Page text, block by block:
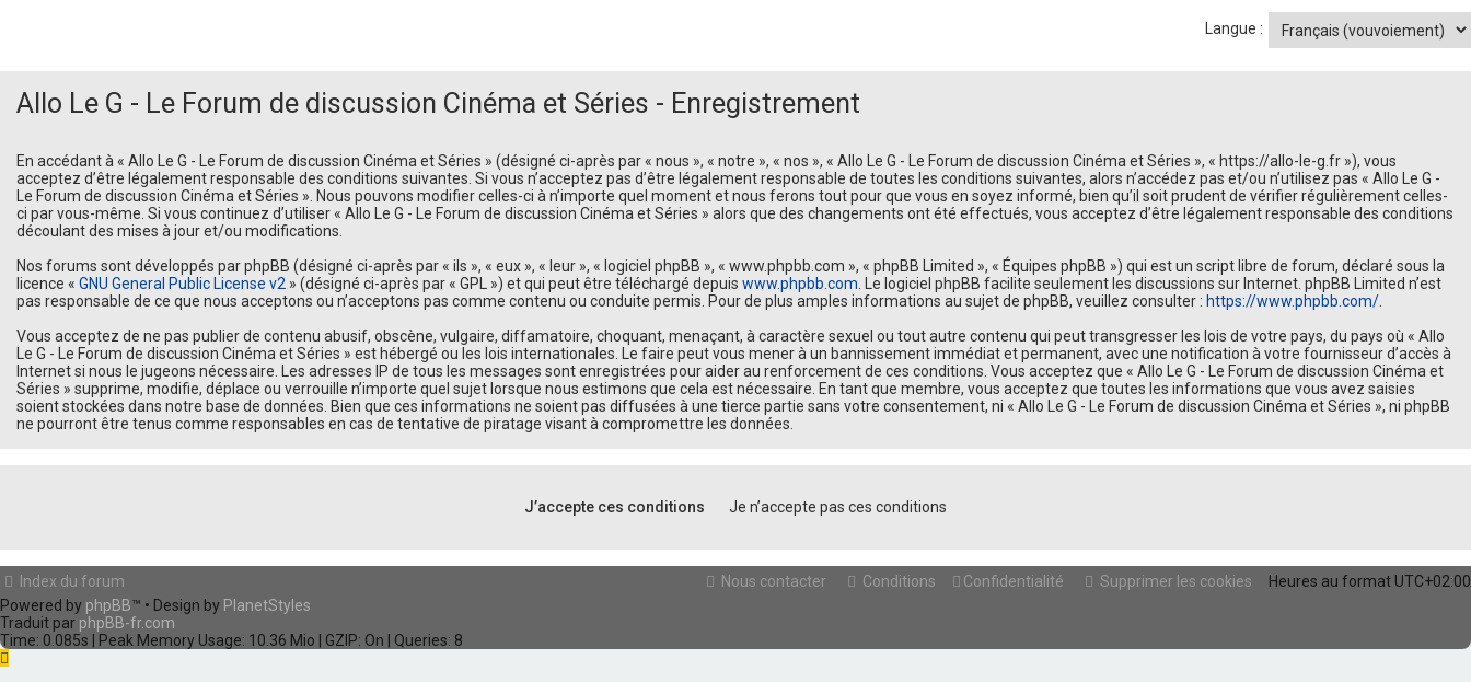
Langue :
Allo Le G - Le Forum de discussion Cinéma et Séries - Enregistrement
En accédant à « Allo Le G - Le Forum de discussion Cinéma et Séries » (désigné ci-après par « nous », « notre », « nos », « Allo Le G - Le Forum de discussion Cinéma et Séries », « https://allo-le-g.fr »), vous
acceptez d’être légalement responsable des conditions suivantes. Si vous n’acceptez pas d’être légalement responsable de toutes les conditions suivantes, alors n’accédez pas et/ou n’utilisez pas « Allo Le G -
Le Forum de discussion Cinéma et Séries ». Nous pouvons modifier celles-ci à n’importe quel moment et nous ferons tout pour que vous en soyez informé, bien qu’il soit prudent de vérifier régulièrement celles-
ci par vous-même. Si vous continuez d’utiliser « Allo Le G - Le Forum de discussion Cinéma et Séries » alors que des changements ont été effectués, vous acceptez d’être légalement responsable des conditions
découlant des mises à jour et/ou modifications.
Nos forums sont développés par phpBB (désigné ci-après par « ils », « eux », « leur », « logiciel phpBB », « www.phpbb.com », « phpBB Limited », « Équipes phpBB ») qui est un script libre de forum, déclaré sous la
licence « GNU General Public License v2 » (désigné ci-après par « GPL ») et qui peut être téléchargé depuis www.phpbb.com . Le logiciel phpBB facilite seulement les discussions sur Internet. phpBB Limited n’est
pas responsable de ce que nous acceptons ou n’acceptons pas comme contenu ou conduite permis. Pour de plus amples informations au sujet de phpBB, veuillez consulter : https://www.phpbb.com/
Vous acceptez de ne pas publier de contenu abusif, obscène, vulgaire, diffamatoire, choquant, menaçant, à caractère sexuel ou tout autre contenu qui peut transgresser les lois de votre pays, du pays où « Allo
Le G - Le Forum de discussion Cinéma et Séries » est hébergé ou les lois internationales. Le faire peut vous mener à un bannissement immédiat et permanent, avec une notification à votre fournisseur d’accès à
Internet si nous le jugeons nécessaire. Les adresses IP de tous les messages sont enregistrées pour aider au renforcement de ces conditions. Vous acceptez que « Allo Le G - Le Forum de discussion Cinéma et
Séries » supprime, modifie, déplace ou verrouille n’importe quel sujet lorsque nous estimons que cela est nécessaire. En tant que membre, vous acceptez que toutes les informations que vous avez saisies
soient stockées dans notre base de données. Bien que ces informations ne soient pas diffusées à une tierce partie sans votre consentement, ni « Allo Le G - Le Forum de discussion Cinéma et Séries », ni phpBB
ne pourront être tenus comme responsables en cas de tentative de piratage visant à compromettre les données.
Index du forum Heures au format UTC+02:00
Supprimer les cookies
Confidentialité
Conditions
Nous contacter
Powered by phpBB™ • Design by PlanetStyles
Traduit par phpBB-fr.com
Time: 0.085s | Peak Memory Usage: 10.36 Mio | GZIP: On | Queries: 8